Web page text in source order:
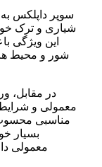
سوپر داپلکس
شیاری و ترک
این ویژگی
شور و محیط
در مقابل،
معمولی و
مناسبی
بسیار
معمولی